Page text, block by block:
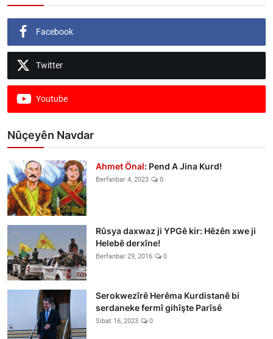
Facebook
Twitter
Youtube
Nûçeyên Navdar
Ahmet Önal: Pend A Jina Kurd!
Berfanbar 4, 2023 0
Rûsya daxwaz ji YPGê kir: Hêzên xwe ji
Helebê derxîne!
Berfanbar 29, 2016 0
Serokwezîrê Herêma Kurdistanê bi
serdaneke fermî gihîşte Parîsê
Sibat 16, 2023 0